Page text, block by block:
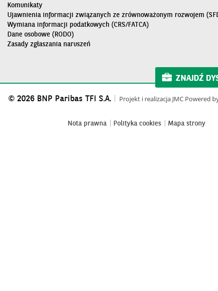
Komunikaty
Ujawnienia informacji związanych ze zrównoważonym rozwojem
Wymiana informacji podatkowych (CRS/FATCA)
Dane osobowe (RODO)
Zasady zgłaszania naruszeń
ZNAJDŹ
© 2026 BNP Paribas TFI S.A.
Projekt i realizacja JMC Powered
Nota prawna Polityka cookies Mapa strony